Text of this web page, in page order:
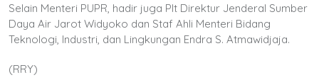
Selain Menteri PUPR, hadir juga Plt Direktur Jenderal Sumber
Daya Air Jarot Widyoko dan Staf Ahli Menteri Bidang
Teknologi, Industri, dan Lingkungan Endra S. Atmawidjaja.
(RRY)